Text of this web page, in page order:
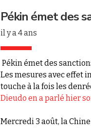
Pékin émet des
il y a 4 ans
Pékin émet des
Les mesures avec effet
touche à la fois les
Dieudo en a parlé hier
Mercredi 3 août, la